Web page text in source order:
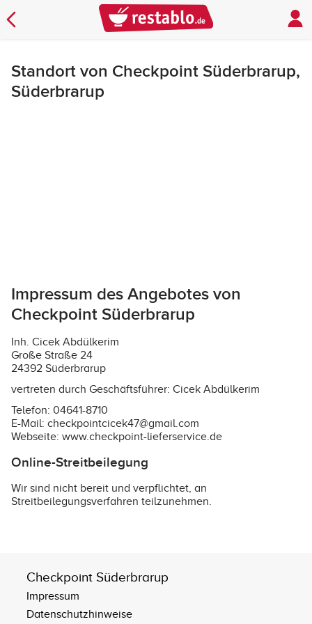
Standort von Checkpoint Süderbrarup,
Süderbrarup
Impressum des Angebotes von
Checkpoint Süderbrarup
Inh. Cicek Abdülkerim
Große Straße 24
24392 Süderbrarup
vertreten durch Geschäftsführer: Cicek Abdülkerim
Telefon: 04641-8710
E-Mail: checkpointcicek47@gmail.com
Webseite: www.checkpoint-lieferservice.de
Online-Streitbeilegung
Wir sind nicht bereit und verpflichtet, an
Streitbeilegungsverfahren teilzunehmen.
Checkpoint Süderbrarup
Impressum
Datenschutzhinweise